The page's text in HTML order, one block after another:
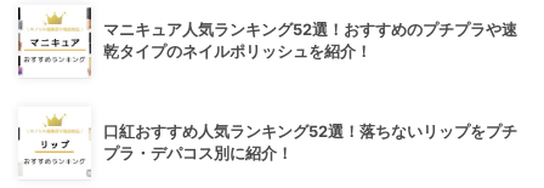
マニキュア人気ランキング52選！おすすめのプチプラや速
乾タイプのネイルポリッシュを紹介！
口紅おすすめ人気ランキング52選！落ちないリップをプチ
プラ・デパコス別に紹介！